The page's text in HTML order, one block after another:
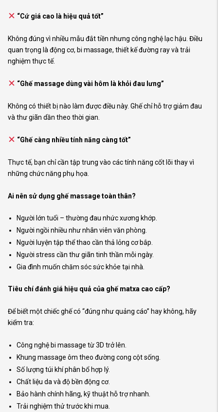
“Cứ giá cao là hiệu quả tốt”
Không đúng vì nhiều mẫu đắt tiền nhưng công nghệ lạc hậu. Điều
quan trọng là động cơ, bi massage, thiết kế đường ray và trải
nghiệm thực tế.
“Ghế massage dùng vài hôm là khỏi đau lưng”
Không có thiết bị nào làm được điều này. Ghế chỉ hỗ trợ giảm đau
và thư giãn dần theo thời gian.
“Ghế càng nhiều tính năng càng tốt”
Thực tế, bạn chỉ cần tập trung vào các tính năng cốt lõi thay vì
những chức năng phụ họa.
Ai nên sử dụng ghế massage toàn thân?
Người lớn tuổi – thường đau nhức xương khớp.
Người ngồi nhiều như nhân viên văn phòng.
Người luyện tập thể thao cần thả lỏng cơ bắp.
Người stress cần thư giãn tinh thần mỗi ngày.
Gia đình muốn chăm sóc sức khỏe tại nhà.
Tiêu chí đánh giá hiệu quả của ghế matxa cao cấp?
Để biết một chiếc ghế có “đúng như quảng cáo” hay không, hãy
kiểm tra:
Công nghệ bi massage từ 3D trở lên.
Khung massage ôm theo đường cong cột sống.
Số lượng túi khí phân bổ hợp lý.
Chất liệu da và độ bền động cơ.
Bảo hành chính hãng, kỹ thuật hỗ trợ nhanh.
Trải nghiệm thử trước khi mua.